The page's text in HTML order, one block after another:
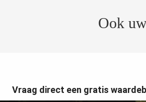
Ook
Vraag direct een gratis